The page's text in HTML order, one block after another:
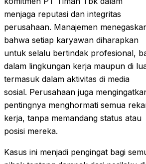
menjaga reputasi dan integritas
perusahaan. Manajemen
bahwa setiap karyawan diharapkan
untuk selalu bertindak profesional,
dalam lingkungan kerja maupun di
termasuk dalam aktivitas di media
sosial. Perusahaan juga
pentingnya menghormati semua
kerja, tanpa memandang status atau
posisi mereka.
Kasus ini menjadi pengingat bagi